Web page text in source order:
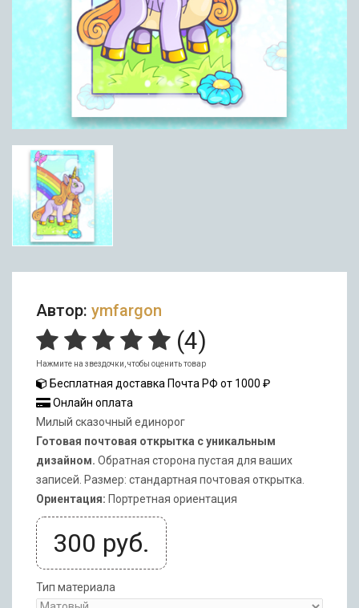
Автор: ymfargon
(4)
Нажмите на звездочки, чтобы оценить товар
Бесплатная доставка Почта РФ от 1000 ₽
Онлайн оплата
Милый сказочный единорог
Готовая почтовая открытка с уникальным
дизайном. Обратная сторона пустая для ваших
записей. Размер: стандартная почтовая открытка.
Ориентация: Портретная ориентация
300 руб.
Тип материала